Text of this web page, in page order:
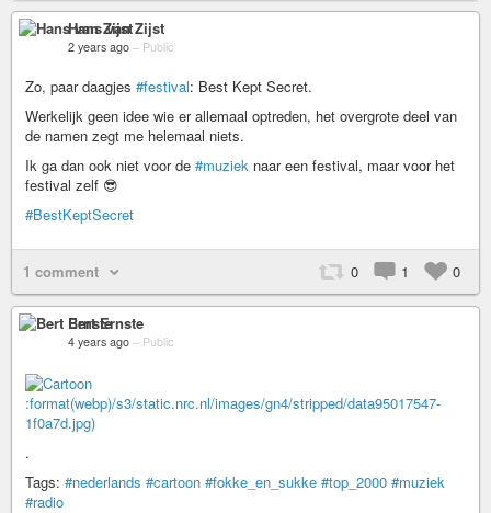
Hans van Zijst
2 years ago – Public
Zo, paar daagjes #festival: Best Kept Secret.
Werkelijk geen idee wie er allemaal optreden, het overgrote deel van
de namen zegt me helemaal niets.
Ik ga dan ook niet voor de #muziek naar een festival, maar voor het
festival zelf 😎
#BestKeptSecret
1 comment 0 1 0
Bert Ernste
4 years ago – Public
:format(webp)/s3/static.nrc.nl/images/gn4/stripped/data95017547-
1f0a7d.jpg)
.
Tags: #nederlands #cartoon #fokke_en_sukke #top_2000 #muziek
#radio